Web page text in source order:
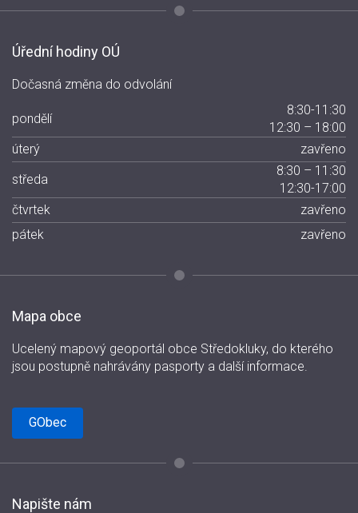
Úřední hodiny OÚ
Dočasná změna do odvolání
pondělí
8:30-11:30
12:30 – 18:00
úterý
zavřeno
středa
8:30 – 11:30
12:30-17:00
čtvrtek
zavřeno
pátek
zavřeno
Mapa obce
Ucelený mapový geoportál obce Středokluky, do kterého
jsou postupně nahrávány pasporty a další informace.
GObec
Napište nám